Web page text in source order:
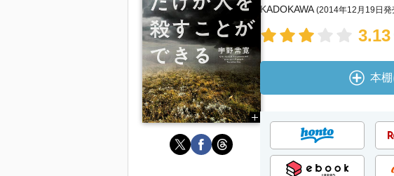
KADOKAWA(2014年12月19日発
3.13
本